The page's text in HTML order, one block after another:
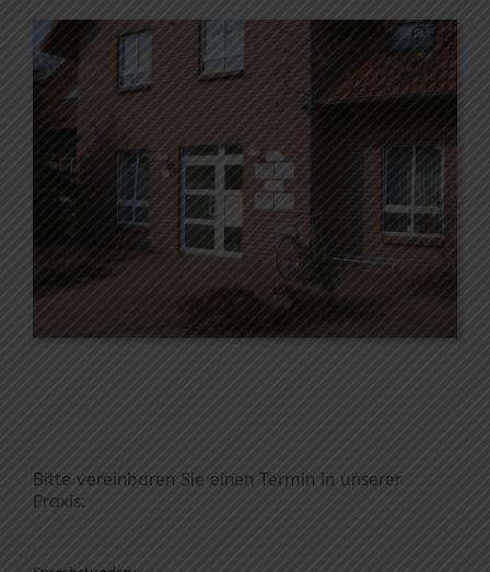
Bitte vereinbaren Sie einen Termin in unserer
Praxis: